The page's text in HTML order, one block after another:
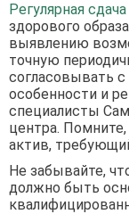
Регулярная
здорового
выявлению
точную
согласовывать
особенности и
специалисты
центра.
актив,
Не забывайте,
должно быть